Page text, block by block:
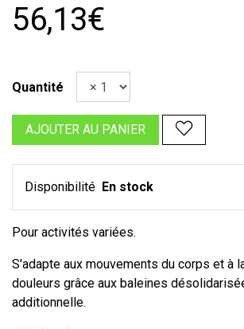
56,13€
Quantité
AJOUTER AU PANIER
Disponibilité En stock
Pour activités variées.
S'adapte aux mouvements du corps et à
douleurs grâce aux baleines
additionnelle.